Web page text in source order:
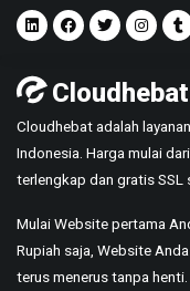
Cloudhebat
Cloudhebat adalah
Indonesia. Harga mulai
terlengkap dan gratis SSL
Mulai Website pertama
Rupiah saja, Website
terus menerus tanpa